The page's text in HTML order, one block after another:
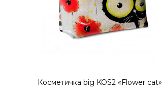
Косметичка big KOS2 «Flower cat»